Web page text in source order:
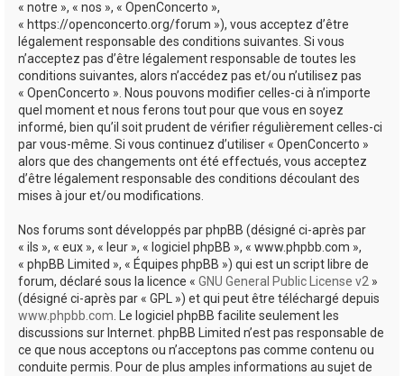
« notre », « nos », « OpenConcerto »,
« https://openconcerto.org/forum »), vous acceptez d’être
légalement responsable des conditions suivantes. Si vous
n’acceptez pas d’être légalement responsable de toutes les
conditions suivantes, alors n’accédez pas et/ou n’utilisez pas
« OpenConcerto ». Nous pouvons modifier celles-ci à n’importe
quel moment et nous ferons tout pour que vous en soyez
informé, bien qu’il soit prudent de vérifier régulièrement celles-ci
par vous-même. Si vous continuez d’utiliser « OpenConcerto »
alors que des changements ont été effectués, vous acceptez
d’être légalement responsable des conditions découlant des
mises à jour et/ou modifications.
Nos forums sont développés par phpBB (désigné ci-après par
« ils », « eux », « leur », « logiciel phpBB », « www.phpbb.com »,
« phpBB Limited », « Équipes phpBB ») qui est un script libre de
forum, déclaré sous la licence « GNU General Public License v2 »
(désigné ci-après par « GPL ») et qui peut être téléchargé depuis
www.phpbb.com. Le logiciel phpBB facilite seulement les
discussions sur Internet. phpBB Limited n’est pas responsable de
ce que nous acceptons ou n’acceptons pas comme contenu ou
conduite permis. Pour de plus amples informations au sujet de